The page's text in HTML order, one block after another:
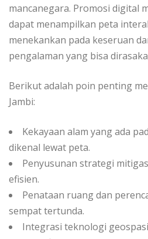
mancanegara. Promosi digital
dapat menampilkan peta
menekankan pada keseruan
pengalaman yang bisa
Berikut adalah poin penting
Jambi:
Kekayaan alam yang ada
dikenal lewat peta.
Penyusunan strategi
efisien.
Penataan ruang dan
sempat tertunda.
Integrasi teknologi